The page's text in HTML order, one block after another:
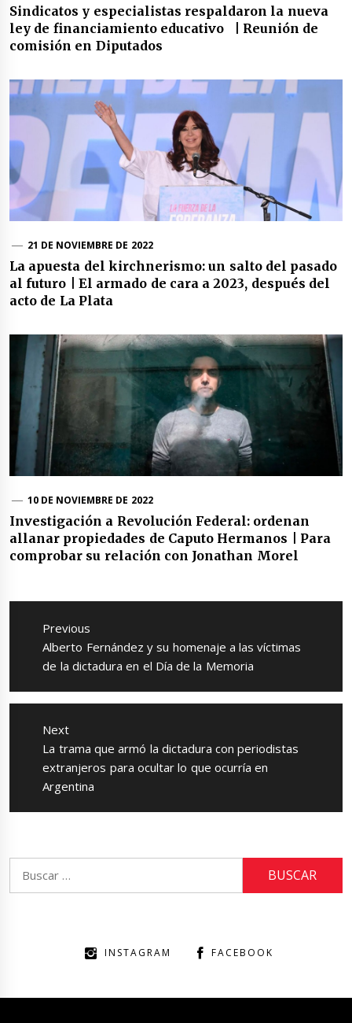
Sindicatos y especialistas respaldaron la nueva
ley de financiamiento educativo | Reunión de
comisión en Diputados
21 DE NOVIEMBRE DE 2022
La apuesta del kirchnerismo: un salto del pasado
al futuro | El armado de cara a 2023, después del
acto de La Plata
10 DE NOVIEMBRE DE 2022
Investigación a Revolución Federal: ordenan
allanar propiedades de Caputo Hermanos | Para
comprobar su relación con Jonathan Morel
Navegación
entradas
Previous
Previous
post:
Alberto Fernández y su homenaje a las víctimas
de la dictadura en el Día de la Memoria
Next
Next
post:
La trama que armó la dictadura con periodistas
extranjeros para ocultar lo que ocurría en
Argentina
INSTAGRAM FACEBOOK